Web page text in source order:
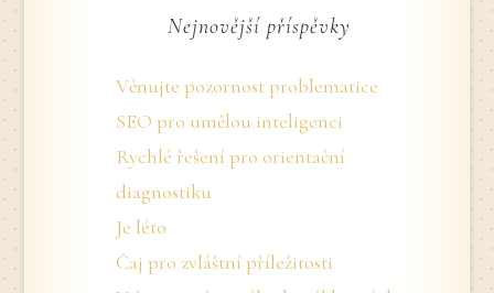
Nejnovější příspěvky
Věnujte pozornost problematice
SEO pro umělou inteligenci
Rychlé řešení pro orientační
diagnostiku
Je léto
Čaj pro zvláštní příležitosti